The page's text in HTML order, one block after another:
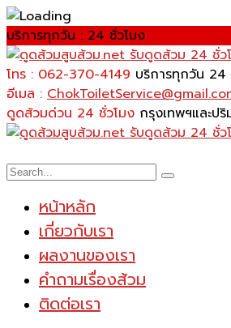
บริการทุกวัน : 24 ชั่วโมง
โทร : 062-370-4149 บริการทุกวัน 24
อีเมล :
ดูดส้วมด่วน 24 ชั่วโมง กรุงเทพฯและป
หน้าหลัก
เกี่ยวกับเรา
ผลงานของเรา
คำถามเรื่องส้วม
ติดต่อเรา